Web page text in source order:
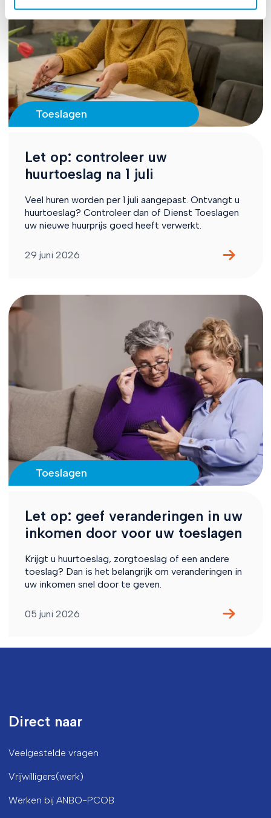
Toeslagen
Let op: controleer uw
huurtoeslag na 1 juli
Veel huren worden per 1 juli aangepast. Ontvangt u
huurtoeslag? Controleer dan of Dienst Toeslagen
uw nieuwe huurprijs goed heeft verwerkt.
29 juni 2026
Toeslagen
Let op: geef veranderingen in uw
inkomen door voor uw toeslagen
Krijgt u huurtoeslag, zorgtoeslag of een andere
toeslag? Dan is het belangrijk om veranderingen in
uw inkomen snel door te geven.
05 juni 2026
Direct naar
Veelgestelde vragen
Vrijwilligers(werk)
Werken bij ANBO-PCOB